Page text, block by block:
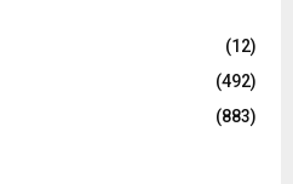
(12)
(492)
(883)